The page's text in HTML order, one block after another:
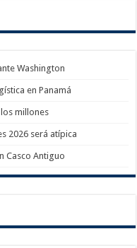
Washington
en Panamá
millones
2026 será atípica
Casco Antiguo